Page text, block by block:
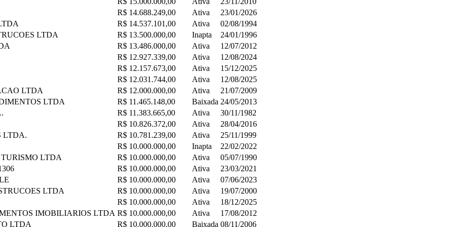
R$ 14.688.249,00
Ativa
23/01/2026
R$ 14.537.101,00 Ativa
02/08/1994
LTDA
R$ 13.500.000,00 Inapta
24/01/1996
R$ 13.486.000,00 Ativa
12/07/2012
R$ 12.927.339,00
Ativa
12/08/2024
R$ 12.157.673,00
Ativa
15/12/2025
R$ 12.031.744,00
Ativa
12/08/2025
LTDA
R$ 12.000.000,00 Ativa
21/07/2009
LTDA
R$ 11.465.148,00 Baixada 24/05/2013
R$ 11.383.665,00 Ativa
30/11/1982
R$ 10.826.372,00
Ativa
28/04/2016
LTDA.
R$ 10.781.239,00 Ativa
25/11/1999
R$ 10.000.000,00
Inapta
22/02/2022
LTDA
R$ 10.000.000,00 Ativa
05/07/1990
R$ 10.000.000,00 Ativa
23/03/2021
R$ 10.000.000,00 Ativa
07/06/2023
LTDA
R$ 10.000.000,00 Ativa
19/07/2000
R$ 10.000.000,00
Ativa
18/12/2025
IMOBILIARIOS LTDA R$ 10.000.000,00 Ativa
17/08/2012
LTDA
R$ 10.000.000,00 Baixada 08/11/2006